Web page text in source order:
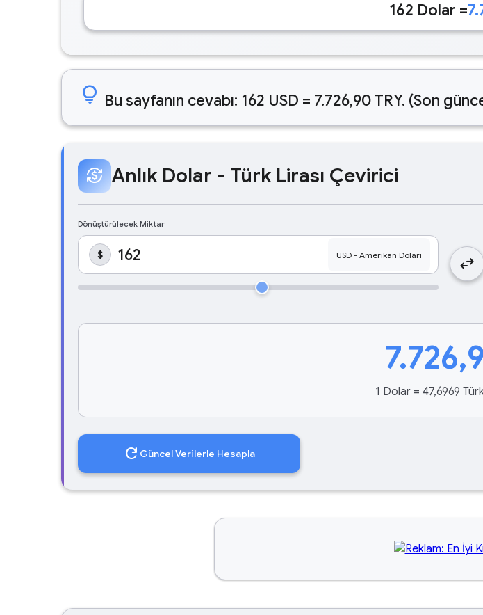
162 Dolar =
lightbulb Bu sayfanın cevabı: 162 USD = 7.726,90 TRY. (Son
currency_exchange Anlık Dolar - Türk Lirası Çevirici
Dönüştürülecek Miktar
$ swap_horiz
1 Dolar = 47,6969
refresh Güncel Verilerle Hesapla